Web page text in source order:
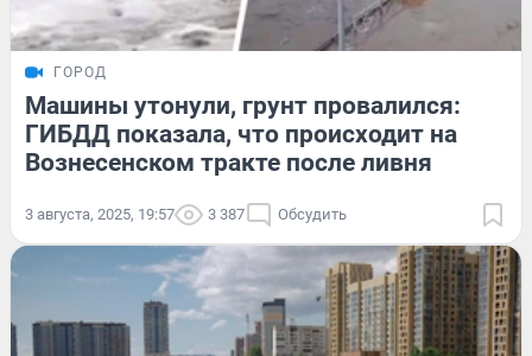
ГОРОД
Машины утонули, грунт провалился:
ГИБДД показала, что происходит на
Вознесенском тракте после ливня
3 августа, 2025, 19:57 3 387 Обсудить